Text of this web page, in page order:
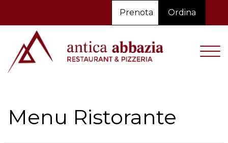
Prenota Ordina
Menu Ristorante